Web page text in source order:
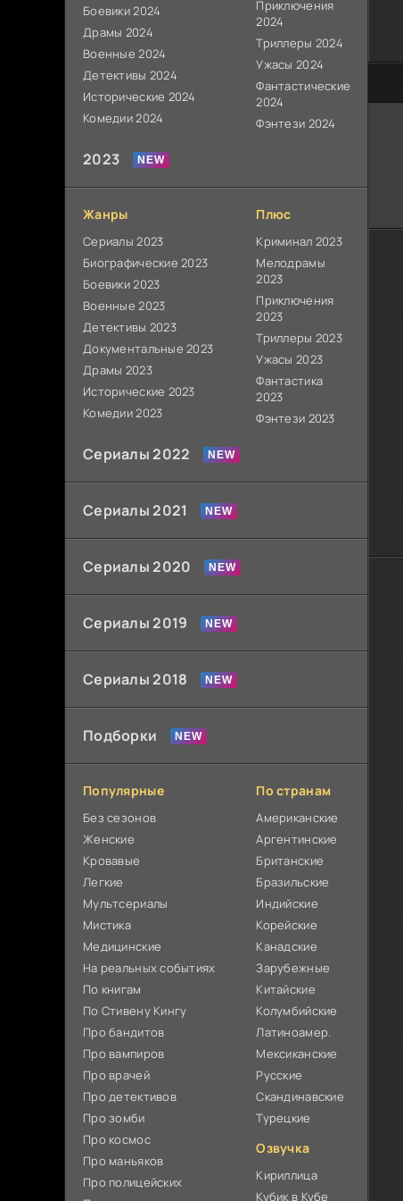
Боевики 2024
Драмы 2024
Военные 2024
Детективы 2024
Исторические 2024
Комедии 2024
Приключения
2024
Триллеры 2024
Ужасы 2024
Фантастические
2024
Фэнтези 2024
2023
Жанры
Сериалы 2023
Биографические 2023
Боевики 2023
Военные 2023
Детективы 2023
Документальные 2023
Драмы 2023
Исторические 2023
Комедии 2023
Плюс
Криминал 2023
Мелодрамы
2023
Приключения
2023
Триллеры 2023
Ужасы 2023
Фантастика
2023
Фэнтези 2023
Сериалы 2022
Сериалы 2021
Сериалы 2020
Сериалы 2019
Сериалы 2018
Подборки
Популярные
Без сезонов
Женские
Кровавые
Легкие
Мультсериалы
Мистика
Медицинские
На реальных событиях
По книгам
По Стивену Кингу
Про бандитов
Про вампиров
Про врачей
Про детективов
Про зомби
Про космос
Про маньяков
Про полицейских
По странам
Американские
Аргентинские
Британские
Бразильские
Индийские
Корейские
Канадские
Зарубежные
Китайские
Колумбийские
Латиноамер.
Мексиканские
Русские
Скандинавские
Турецкие
Озвучка
Кириллица
Кубик в Кубе
100